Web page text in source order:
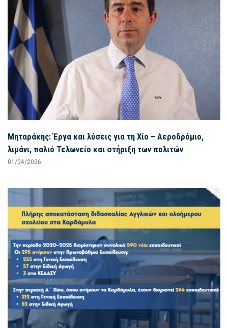
Μηταράκης: Έργα και λύσεις για τη Χίο – Αεροδρόμιο,
λιμάνι, παλιό Τελωνείο και στήριξη των πολιτών
01/04/2026